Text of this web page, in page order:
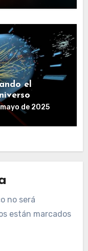
el
de 2025
no será
están marcados